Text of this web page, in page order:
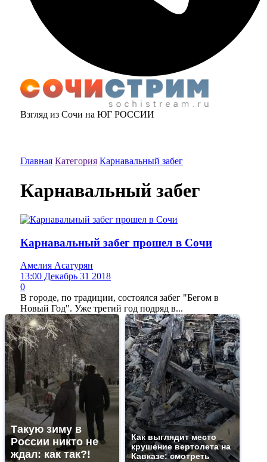
Взгляд из Сочи на ЮГ РОССИИ
Главная Категория Карнавальный забег
Карнавальный забег
Карнавальный забег прошел в Сочи
Амелия Асатурян
13:00 Декабрь 31 2018
0
В городе, по традиции, состоялся забег "Бегом в
Новый Год". Уже третий год подряд в...
Такую зиму в
России никто не
ждал: как так?!
Как выглядит место
крушение вертолета на
Кавказе: смотреть